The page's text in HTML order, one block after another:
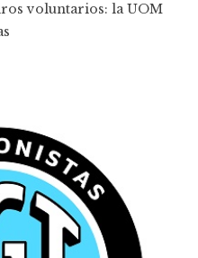
voluntarios: la UOM